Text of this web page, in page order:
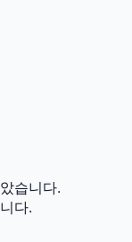
습니다.
다.